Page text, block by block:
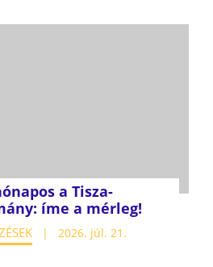
a Tisza-
íme a mérleg!
2026. júl. 21.